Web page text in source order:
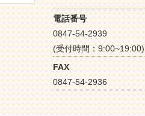
電話番号
0847-54-2939
(受付時間：9:00~19:00)
FAX
0847-54-2936